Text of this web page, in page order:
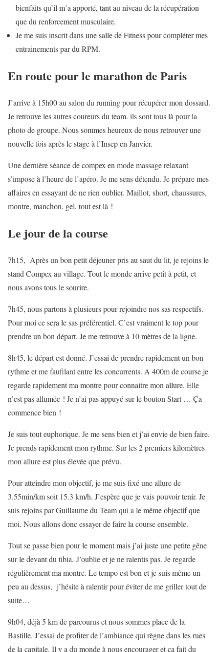
bienfaits qu’il m’a apporté, tant au niveau de la récupération
que du renforcement musculaire.
Je me suis inscrit dans une salle de Fitness pour compléter mes
entrainements par du RPM.
En route pour le marathon de Paris
J’arrive à 15h00 au salon du running pour récupérer mon dossard.
Je retrouve les autres coureurs du team. ils sont tous là pour la
photo de groupe. Nous sommes heureux de nous retrouver une
nouvelle fois après le stage à l’Insep en Janvier.
Une dernière séance de compex en mode massage relaxant
s’impose à l’heure de l’apéro. Je me sens détendu. Je prépare mes
affaires en essayant de ne rien oublier. Maillot, short, chaussures,
montre, manchon, gel, tout est là !
Le jour de la course
7h15, Après un bon petit déjeuner pris au saut du lit, je rejoins le
stand Compex au village. Tout le monde arrive petit à petit, et
nous avons tous le sourire.
7h45, nous partons à plusieurs pour rejoindre nos sas respectifs.
Pour moi ce sera le sas préférentiel. C’est vraiment le top pour
prendre un bon départ. Je me retrouve à 10 mètres de la ligne.
8h45, le départ est donné. J’essai de prendre rapidement un bon
rythme et me faufilant entre les concurrents. A 400m de course je
regarde rapidement ma montre pour connaitre mon allure. Elle
n’est pas allumée ! Je n’ai pas appuyé sur le bouton Start … Ça
commence bien !
Je suis tout euphorique. Je me sens bien et j’ai envie de bien faire.
Je prends rapidement mon rythme. Sur les 2 premiers kilomètres
mon allure est plus élevée que prévu.
Pour atteindre mon objectif, je me suis fixé une allure de
3.55min/km soit 15.3 km/h. J’espère que je vais pouvoir tenir. Je
suis rejoins par Guillaume du Team qui a le même objectif que
moi. Nous allons donc essayer de faire la course ensemble.
Tout se passe bien pour le moment mais j’ai juste une petite gêne
sur le devant du tibia. J’oublie et je ne ralentis pas. Je regarde
régulièrement ma montre. Le tempo est bon et je suis même un
peu au dessus, j’hésite à ralentir pour éviter de me griller tout de
suite…
9h04, déjà 5 km de parcourus et nous sommes place de la
Bastille. J’essai de profiter de l’ambiance qui règne dans les rues
de la capitale. Il y a du monde à nous encourager et ça fait du